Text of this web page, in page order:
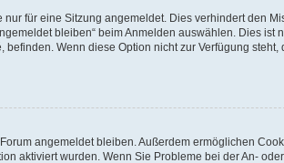
für eine Sitzung angemeldet. Dies verhindert den
bleiben“ beim Anmelden auswählen. Dies ist
Wenn diese Option nicht zur Verfügung steht,
angemeldet bleiben. Außerdem ermöglichen
aktiviert wurden. Wenn Sie Probleme bei der An- oder